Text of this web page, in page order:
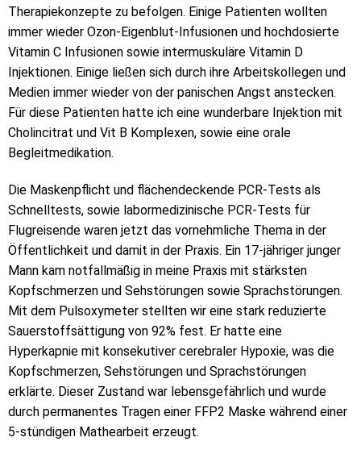
Therapiekonzepte zu befolgen. Einige Patienten wollten
immer wieder Ozon-Eigenblut-Infusionen und hochdosierte
Vitamin C Infusionen sowie intermuskuläre Vitamin D
Injektionen. Einige ließen sich durch ihre Arbeitskollegen und
Medien immer wieder von der panischen Angst anstecken.
Für diese Patienten hatte ich eine wunderbare Injektion mit
Cholincitrat und Vit B Komplexen, sowie eine orale
Begleitmedikation.
Die Maskenpflicht und flächendeckende PCR-Tests als
Schnelltests, sowie labormedizinische PCR-Tests für
Flugreisende waren jetzt das vornehmliche Thema in der
Öffentlichkeit und damit in der Praxis. Ein 17-jähriger junger
Mann kam notfallmäßig in meine Praxis mit stärksten
Kopfschmerzen und Sehstörungen sowie Sprachstörungen.
Mit dem Pulsoxymeter stellten wir eine stark reduzierte
Sauerstoffsättigung von 92% fest. Er hatte eine
Hyperkapnie mit konsekutiver cerebraler Hypoxie, was die
Kopfschmerzen, Sehstörungen und Sprachstörungen
erklärte. Dieser Zustand war lebensgefährlich und wurde
durch permanentes Tragen einer FFP2 Maske während einer
5-stündigen Mathearbeit erzeugt.